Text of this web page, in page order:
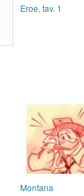
Eroe, tav. 1
Montana